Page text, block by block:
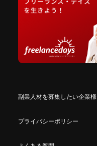
副業人材を募集したい企業様
プライバシーポリシー